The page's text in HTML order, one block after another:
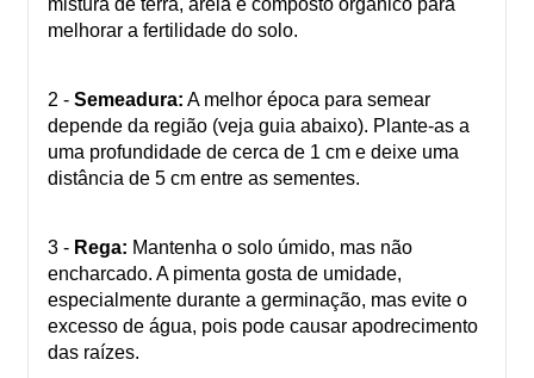
mistura de terra, areia e composto orgânico para
melhorar a fertilidade do solo.
2 - Semeadura: A melhor época para semear
depende da região (veja guia abaixo). Plante-as a
uma profundidade de cerca de 1 cm e deixe uma
distância de 5 cm entre as sementes.
3 - Rega: Mantenha o solo úmido, mas não
encharcado. A pimenta gosta de umidade,
especialmente durante a germinação, mas evite o
excesso de água, pois pode causar apodrecimento
das raízes.